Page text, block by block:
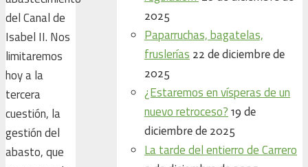
del Canal de
Isabel II. Nos
limitaremos
hoy a la
tercera
cuestión, la
gestión del
abasto, que
2025
Paparruchas, bagatelas,
fruslerías 22 de diciembre de
2025
¿Estaremos en vísperas de un
nuevo retroceso? 19 de
diciembre de 2025
La tarde del entierro de Carrero